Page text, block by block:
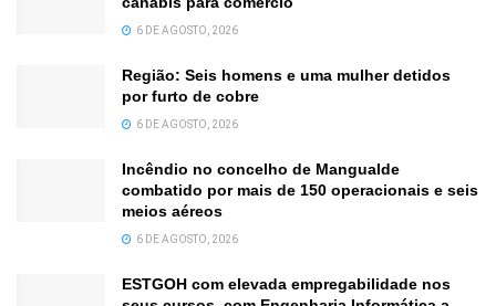
6 DE AGOSTO, 2026
Região: Seis homens e uma mulher detidos
por furto de cobre
6 DE AGOSTO, 2026
Incêndio no concelho de Mangualde
combatido por mais de 150 operacionais e seis
meios aéreos
6 DE AGOSTO, 2026
ESTGOH com elevada empregabilidade nos